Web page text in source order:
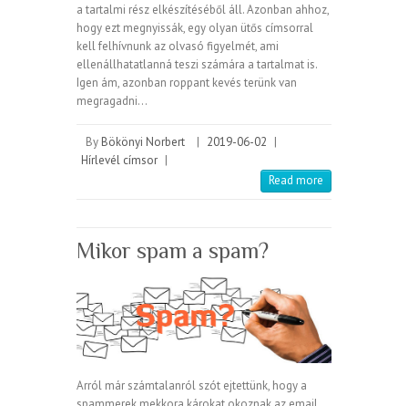
a tartalmi rész elkészítéséből áll. Azonban ahhoz,
hogy ezt megnyissák, egy olyan ütős címsorral
kell felhívnunk az olvasó figyelmét, ami
ellenállhatatlanná teszi számára a tartalmat is.
Igen ám, azonban roppant kevés terünk van
megragadni…
By Bökönyi Norbert | 2019-06-02 |
Hírlevél címsor |
Read more
Mikor spam a spam?
Arról már számtalanról szót ejtettünk, hogy a